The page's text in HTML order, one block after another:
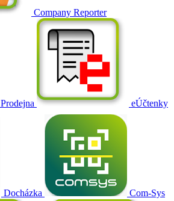
Company Reporter
Prodejna eÚčtenky
Docházka Com-Sys